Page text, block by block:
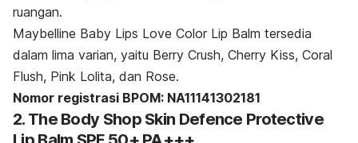
ruangan.
Maybelline Baby Lips Love Color Lip Balm tersedia
dalam lima varian, yaitu Berry Crush, Cherry Kiss, Coral
Flush, Pink Lolita, dan Rose.
Nomor registrasi BPOM: NA11141302181
2. The Body Shop Skin Defence Protective